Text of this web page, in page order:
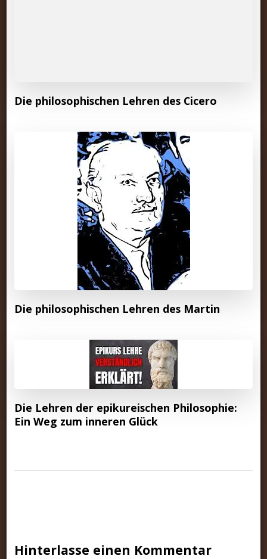
Die philosophischen Lehren des Cicero
Die philosophischen Lehren des Martin
Die Lehren der epikureischen Philosophie:
Ein Weg zum inneren Glück
Hinterlasse einen Kommentar